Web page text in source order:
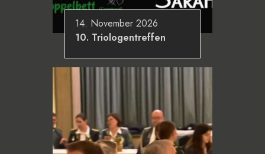
14. November 2026
10. Triologentreffen